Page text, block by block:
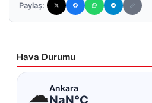
Paylaş:
Hava Durumu
☁Ankara
NaN°C